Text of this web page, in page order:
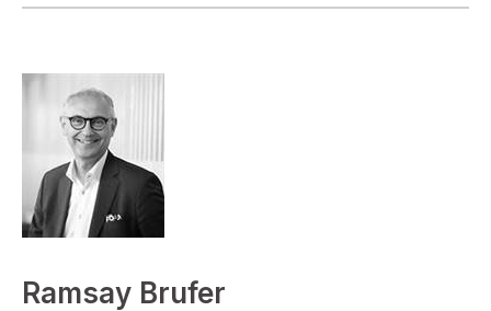
Ramsay Brufer